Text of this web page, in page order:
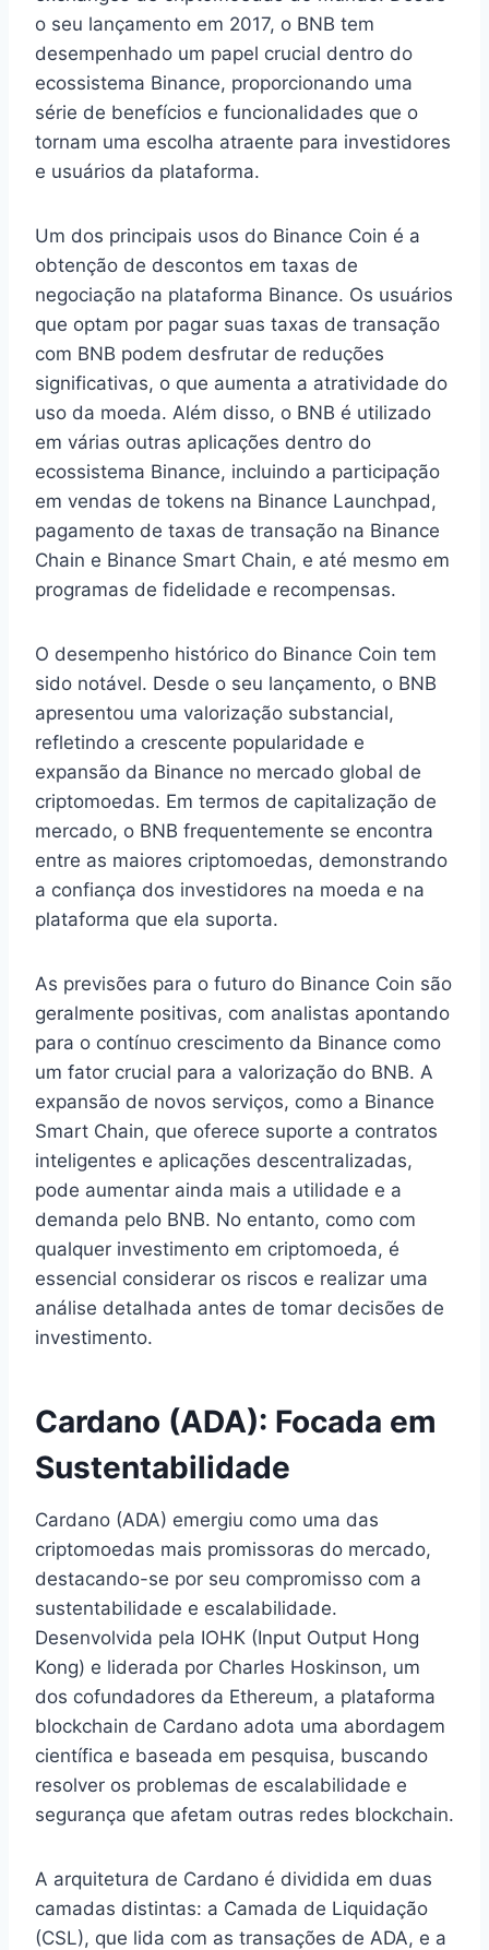
o seu lançamento em 2017, o BNB tem
desempenhado um papel crucial dentro do
ecossistema Binance, proporcionando uma
série de benefícios e funcionalidades que o
tornam uma escolha atraente para investidores
e usuários da plataforma.
Um dos principais usos do Binance Coin é a
obtenção de descontos em taxas de
negociação na plataforma Binance. Os usuários
que optam por pagar suas taxas de transação
com BNB podem desfrutar de reduções
significativas, o que aumenta a atratividade do
uso da moeda. Além disso, o BNB é utilizado
em várias outras aplicações dentro do
ecossistema Binance, incluindo a participação
em vendas de tokens na Binance Launchpad,
pagamento de taxas de transação na Binance
Chain e Binance Smart Chain, e até mesmo em
programas de fidelidade e recompensas.
O desempenho histórico do Binance Coin tem
sido notável. Desde o seu lançamento, o BNB
apresentou uma valorização substancial,
refletindo a crescente popularidade e
expansão da Binance no mercado global de
criptomoedas. Em termos de capitalização de
mercado, o BNB frequentemente se encontra
entre as maiores criptomoedas, demonstrando
a confiança dos investidores na moeda e na
plataforma que ela suporta.
As previsões para o futuro do Binance Coin são
geralmente positivas, com analistas apontando
para o contínuo crescimento da Binance como
um fator crucial para a valorização do BNB. A
expansão de novos serviços, como a Binance
Smart Chain, que oferece suporte a contratos
inteligentes e aplicações descentralizadas,
pode aumentar ainda mais a utilidade e a
demanda pelo BNB. No entanto, como com
qualquer investimento em criptomoeda, é
essencial considerar os riscos e realizar uma
análise detalhada antes de tomar decisões de
investimento.
Cardano (ADA): Focada em
Sustentabilidade
Cardano (ADA) emergiu como uma das
criptomoedas mais promissoras do mercado,
destacando-se por seu compromisso com a
sustentabilidade e escalabilidade.
Desenvolvida pela IOHK (Input Output Hong
Kong) e liderada por Charles Hoskinson, um
dos cofundadores da Ethereum, a plataforma
blockchain de Cardano adota uma abordagem
científica e baseada em pesquisa, buscando
resolver os problemas de escalabilidade e
segurança que afetam outras redes blockchain.
A arquitetura de Cardano é dividida em duas
camadas distintas: a Camada de Liquidação
(CSL), que lida com as transações de ADA, e a